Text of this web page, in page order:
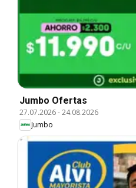
Jumbo Ofertas
27.07.2026-24.08.2026
Jumbo